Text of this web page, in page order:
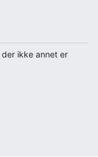
der ikke annet er